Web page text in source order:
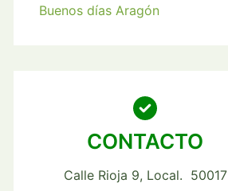
Buenos días Aragón
CONTACTO
Calle Rioja 9, Local. 50017